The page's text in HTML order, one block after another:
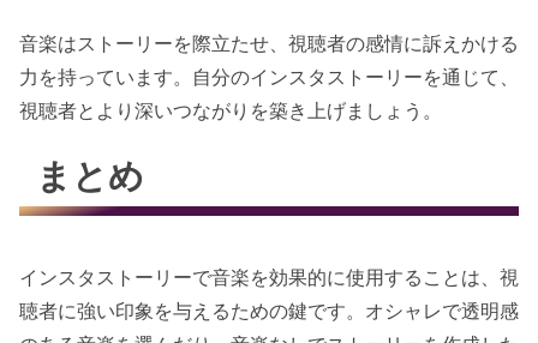
音楽はストーリーを際立たせ、視聴者の感情に訴えかける
力を持っています。自分のインスタストーリーを通じて、
視聴者とより深いつながりを築き上げましょう。
まとめ
インスタストーリーで音楽を効果的に使用することは、視
聴者に強い印象を与えるための鍵です。オシャレで透明感